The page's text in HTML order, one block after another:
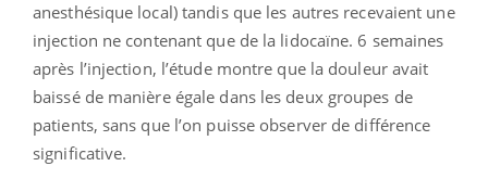
anesthésique local) tandis que les autres recevaient une
injection ne contenant que de la lidocaïne. 6 semaines
après l’injection, l’étude montre que la douleur avait
baissé de manière égale dans les deux groupes de
patients, sans que l’on puisse observer de différence
significative.